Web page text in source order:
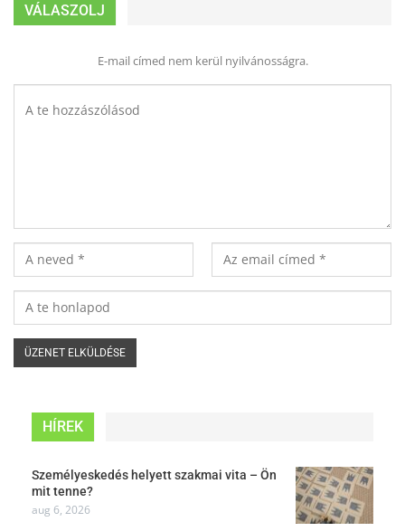
VÁLASZOLJ
E-mail címed nem kerül nyilvánosságra.
HÍREK
Személyeskedés helyett szakmai vita – Ön
mit tenne?
aug 6, 2026